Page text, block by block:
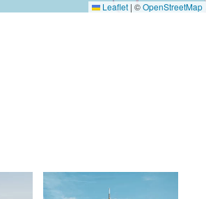
Leaflet | ©OpenStreetMap